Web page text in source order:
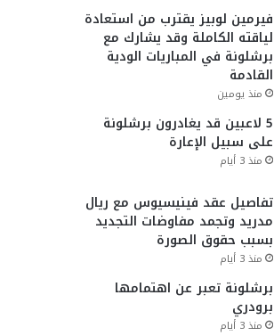
فيرمين لوبيز يقترب من استعادة
لياقته الكاملة وقد يشارك مع
برشلونة في المباريات الودية
القادمة
منذ يومين
5 لاعبين قد يغادرون برشلونة
على سبيل الإعارة
منذ 3 أيام
تفاصيل عقد فينيسيوس مع ريال
مدريد وتجمد مفاوضات التجديد
بسبب حقوق الصورة
منذ 3 أيام
برشلونة تعبر عن اهتمامها
برودري
منذ 3 أيام